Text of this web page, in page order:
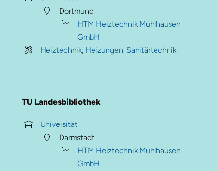
Dortmund
HTM Heiztechnik Mühlhausen
GmbH
Heiztechnik, Heizungen, Sanitärtechnik
TU Landesbibliothek
Universität
Darmstadt
HTM Heiztechnik Mühlhausen
GmbH